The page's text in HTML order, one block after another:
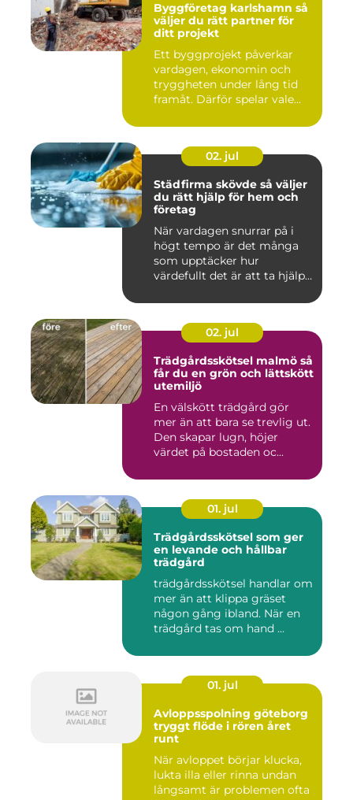
Byggföretag karlshamn så
väljer du rätt partner för
ditt projekt
Ett byggprojekt påverkar
vardagen, ekonomin och
tryggheten under lång tid
framåt. Därför spelar vale...
02. jul
Städfirma skövde så väljer
du rätt hjälp för hem och
företag
När vardagen snurrar på i
högt tempo är det många
som upptäcker hur
värdefullt det är att ta hjälp
02. jul
Trädgårdsskötsel malmö så
får du en grön och lättskött
utemiljö
En välskött trädgård gör
mer än att bara se trevlig ut.
Den skapar lugn, höjer
värdet på bostaden oc...
01. jul
Trädgårdsskötsel som ger
en levande och hållbar
trädgård
trädgårdsskötsel handlar om
mer än att klippa gräset
någon gång ibland. När en
trädgård tas om hand ...
01. jul
Avloppsspolning göteborg
tryggt flöde i rören året
runt
När avloppet börjar klucka,
lukta illa eller rinna undan
långsamt är problemen ofta